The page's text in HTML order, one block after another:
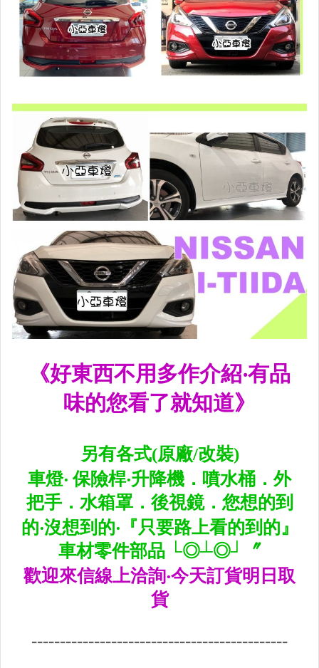
LED側燈.晶鑽.燻黑.黃側燈
原廠型尾燈.紅白晶鑽尾燈
黑框尾燈.圓燈型尾燈.LED尾燈
前後保桿側燈.後保桿LED反光片
原廠型霧燈.晶鑽及燻黑霧燈.
各車系LED後保桿下霧燈
專用型魚眼霧燈.光圈魚眼霧燈
BMW光圈燈泡.CCFL光圈
LED第三剎車燈.LED燈泡
各車系專用DRL日行燈
車身標誌MARK.車身飾條
前後保桿.前後下巴.側裙.尾翼
升降機.汽車零件.鈑金零件
內.外把手.後視鏡.LED後視鏡
煞車油門踏板.冷光迎賓踏板
排氣管.內龜板.下護板.擋泥板
牌照燈.室內燈.照地燈
原廠改裝水箱罩.通風網
各車系燈眉.空力套件